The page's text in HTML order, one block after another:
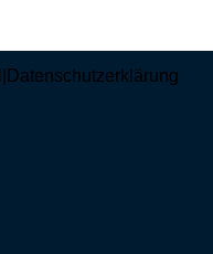
Datenschutzerklärung